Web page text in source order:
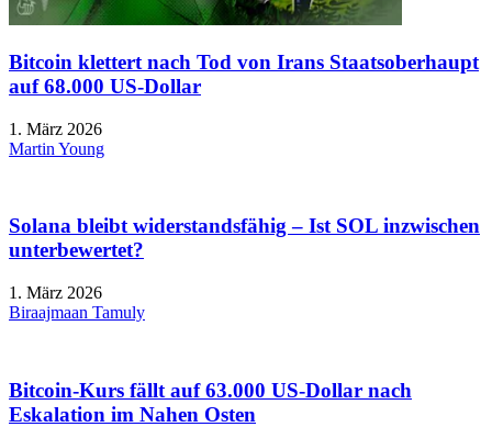
Bitcoin klettert nach Tod von Irans Staatsoberhaupt
auf 68.000 US-Dollar
1. März 2026
Martin Young
Solana bleibt widerstandsfähig – Ist SOL inzwischen
unterbewertet?
1. März 2026
Biraajmaan Tamuly
Bitcoin-Kurs fällt auf 63.000 US-Dollar nach
Eskalation im Nahen Osten